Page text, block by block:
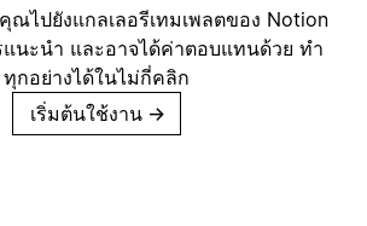
ณไปยังแกลเลอรีเทมเพลตของ Notion
แนะนำ และอาจได้ค่าตอบแทนด้วย ทำ
ทุกอย่างได้ในไม่กี่คลิก
เริ่มต้นใช้งาน →